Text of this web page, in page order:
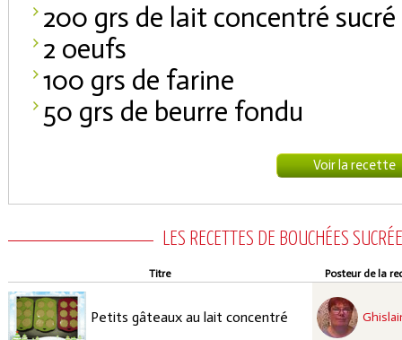
200 grs de lait concentré sucré
2 oeufs
100 grs de farine
50 grs de beurre fondu
Voir la recette
LES RECETTES DE BOUCHÉES
Titre Posteur de la
Petits gâteaux au lait concentré
recette approuvées